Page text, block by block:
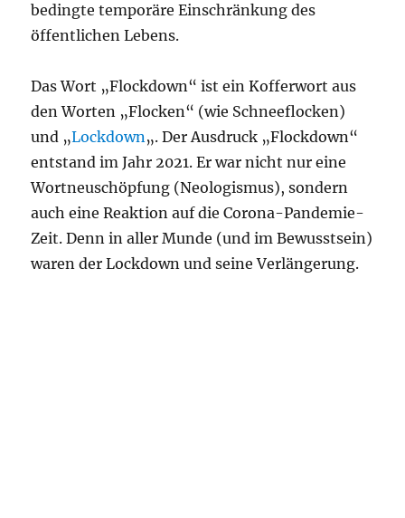
bedingte temporäre Einschränkung des
öffentlichen Lebens.
Das Wort „Flockdown“ ist ein Kofferwort aus
den Worten „Flocken“ (wie Schneeflocken)
und „Lockdown„. Der Ausdruck „Flockdown“
entstand im Jahr 2021. Er war nicht nur eine
Wortneuschöpfung (Neologismus), sondern
auch eine Reaktion auf die Corona-Pandemie-
Zeit. Denn in aller Munde (und im Bewusstsein)
waren der Lockdown und seine Verlängerung.